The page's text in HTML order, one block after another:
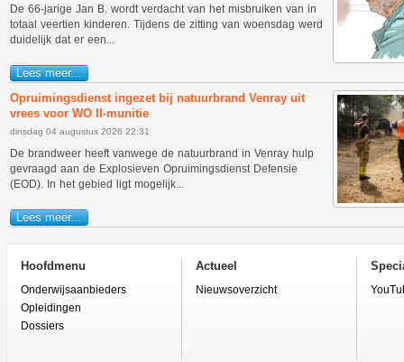
De 66-jarige Jan B. wordt verdacht van het misbruiken van in
totaal veertien kinderen. Tijdens de zitting van woensdag werd
duidelijk dat er een...
Lees meer...
Opruimingsdienst ingezet bij natuurbrand Venray uit
vrees voor WO II-munitie
dinsdag 04 augustus 2026 22:31
De brandweer heeft vanwege de natuurbrand in Venray hulp
gevraagd aan de Explosieven Opruimingsdienst Defensie
(EOD). In het gebied ligt mogelijk...
Lees meer...
Hoofdmenu
Onderwijsaanbieders
Opleidingen
Dossiers
Actueel
Nieuwsoverzicht